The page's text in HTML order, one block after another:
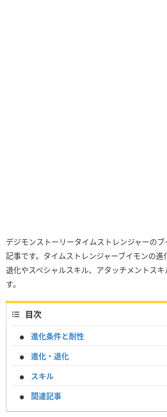
デジモンストーリータイムストレンジャーの
記事です。タイムストレンジャーブイモンの進
退化やスペシャルスキル、アタッチメントス
す。
目次
進化条件と耐性
進化・退化
スキル
関連記事